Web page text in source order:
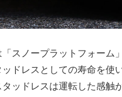
スノープラットフォーム
ッドレスとしての寿命を使
タッドレスは運転した感触